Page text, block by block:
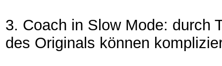
3. Coach in Slow Mode: durch
des Originals können